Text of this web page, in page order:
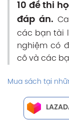
10 đề thi
đáp án.
các bạn tài
nghiệm có
cô và các
Mua sách tại